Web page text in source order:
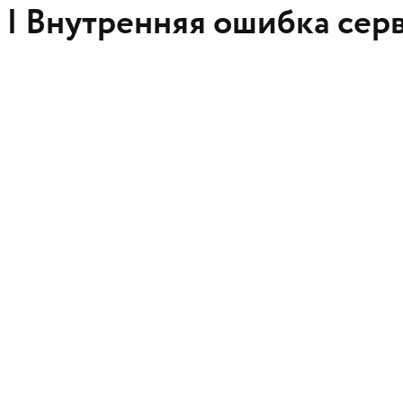
Внутренняя ошибка